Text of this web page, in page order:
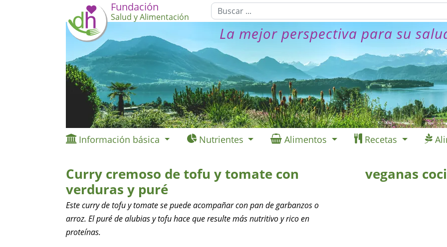
Fundación
Salud y Alimentación
La mejor perspectiva para su
Información básica Nutrientes Alimentos Recetas
Curry cremoso de tofu y tomate con
verduras y puré
Este curry de tofu y tomate se puede acompañar con pan de garbanzos o
arroz. El puré de alubias y tofu hace que resulte más nutritivo y rico en
proteínas.
veganas